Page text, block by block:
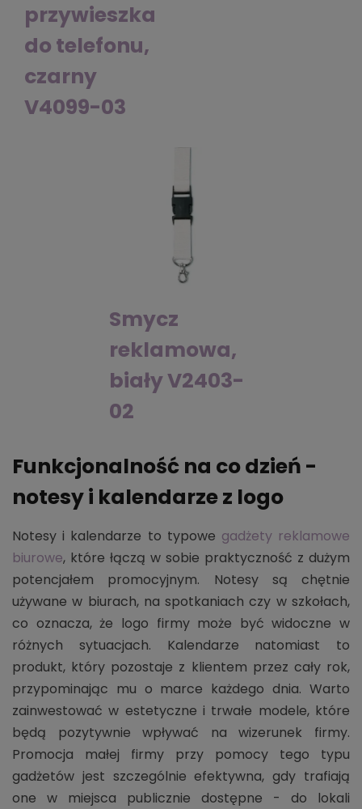
przywieszka
do telefonu,
czarny
V4099-03
Smycz
reklamowa,
biały V2403-
02
Funkcjonalność na co dzień -
notesy i kalendarze z logo
Notesy i kalendarze to typowe gadżety reklamowe
biurowe, które łączą w sobie praktyczność z dużym
potencjałem promocyjnym. Notesy są chętnie
używane w biurach, na spotkaniach czy w szkołach,
co oznacza, że logo firmy może być widoczne w
różnych sytuacjach. Kalendarze natomiast to
produkt, który pozostaje z klientem przez cały rok,
przypominając mu o marce każdego dnia. Warto
zainwestować w estetyczne i trwałe modele, które
będą pozytywnie wpływać na wizerunek firmy.
Promocja małej firmy przy pomocy tego typu
gadżetów jest szczególnie efektywna, gdy trafiają
one w miejsca publicznie dostępne - do lokali